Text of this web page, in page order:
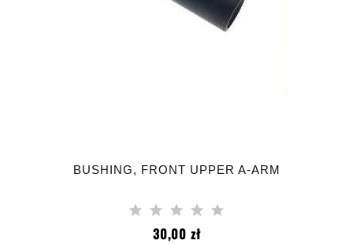
BUSHING, FRONT UPPER A-ARM
30,00 złCena